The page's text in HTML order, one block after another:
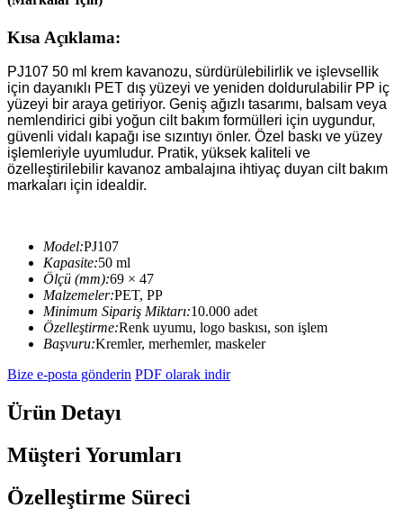
Kısa Açıklama:
PJ107 50 ml krem ​​kavanozu, sürdürülebilirlik ve işlevsellik
için dayanıklı PET dış yüzeyi ve yeniden doldurulabilir PP iç
yüzeyi bir araya getiriyor. Geniş ağızlı tasarımı, balsam veya
nemlendirici gibi yoğun cilt bakım formülleri için uygundur,
güvenli vidalı kapağı ise sızıntıyı önler. Özel baskı ve yüzey
işlemleriyle uyumludur. Pratik, yüksek kaliteli ve
özelleştirilebilir kavanoz ambalajına ihtiyaç duyan cilt bakım
markaları için idealdir.
Model:PJ107
Kapasite:50 ml
Ölçü (mm):69 × 47
Malzemeler:PET, PP
Minimum Sipariş Miktarı:10.000 adet
Özelleştirme:Renk uyumu, logo baskısı, son işlem
Başvuru:Kremler, merhemler, maskeler
Bize e-posta gönderin PDF olarak indir
Ürün Detayı
Müşteri Yorumları
Özelleştirme Süreci